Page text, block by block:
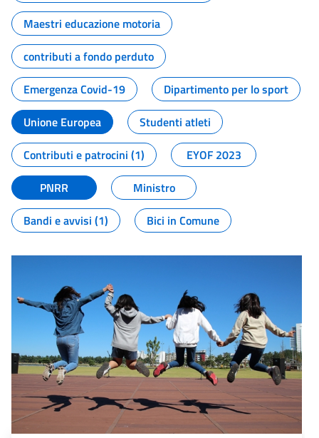
Maestri educazione motoria
contributi a fondo perduto
Emergenza Covid-19
Dipartimento per lo sport
Unione Europea
Studenti atleti
Contributi e patrocini (1)
EYOF 2023
PNRR
Ministro
Bandi e avvisi (1)
Bici in Comune